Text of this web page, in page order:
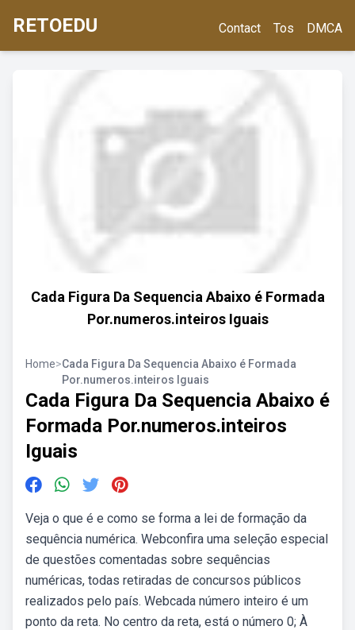
RETOEDU Contact Tos DMCA
Cada Figura Da Sequencia Abaixo é Formada
Por.numeros.inteiros Iguais
Home>Cada Figura Da Sequencia Abaixo é Formada
Por.numeros.inteiros Iguais
Cada Figura Da Sequencia Abaixo é
Formada Por.numeros.inteiros
Iguais
Veja o que é e como se forma a lei de formação da
sequência numérica. Webconfira uma seleção especial
de questões comentadas sobre sequências
numéricas, todas retiradas de concursos públicos
realizados pelo país. Webcada número inteiro é um
ponto da reta. No centro da reta, está o número 0; À